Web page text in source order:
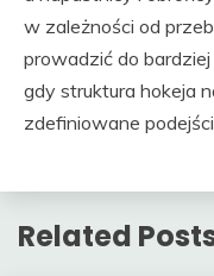
w zależności od
prowadzić do
gdy struktura hokeja
zdefiniowane
Related